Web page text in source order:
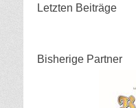
Letzten Beiträge
Bisherige Partner